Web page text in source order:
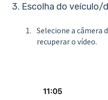
3. Escolha do veículo/
Selecione a câmera
recuperar o vídeo.